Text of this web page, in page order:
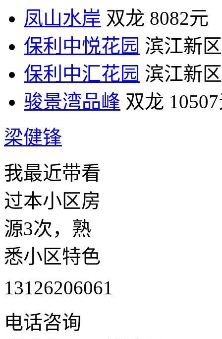
凤山水岸 双龙 8082元
保利中悦花园 滨江新区
保利中汇花园 滨江新区
骏景湾品峰 双龙
梁健锋
我最近带看
过本小区房
源3次，熟
悉小区特色
13126206061
电话咨询